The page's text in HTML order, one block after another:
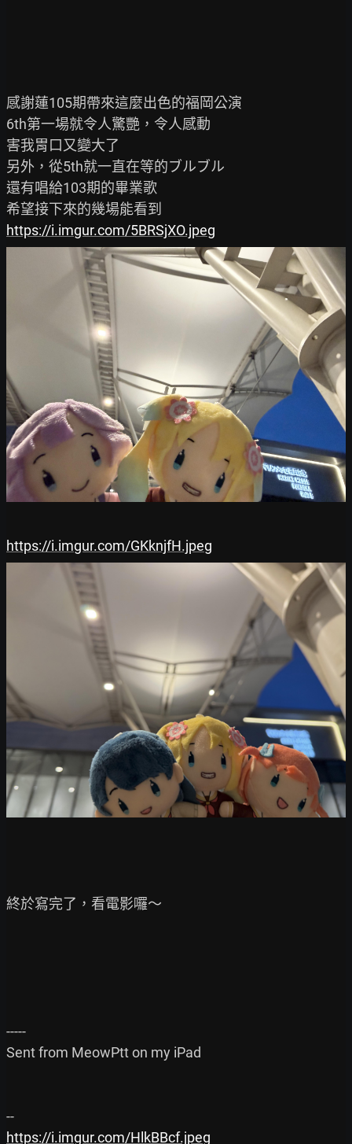
感謝蓮105期帶來這麼出色的福岡公演
6th第一場就令人驚艷，令人感動
害我胃口又變大了
另外，從5th就一直在等的ブルブル
還有唱給103期的畢業歌
https://i.imgur.com/5BRSjXO.jpeg
https://i.imgur.com/GKknjfH.jpeg
終於寫完了，看電影囉～
-----
Sent from MeowPtt on my iPad
https://i.imgur.com/HlkBBcf.jpeg